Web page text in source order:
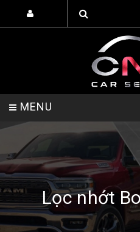
MENU
TRANG CHỦ DỊCH
HỖ TRỢ SETUP GARA
Lọc nhớt